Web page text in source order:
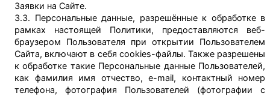
Заявки на Сайте.
3.3. Персональные данные, разрешённые к обработке в
рамках настоящей Политики, предоставляются веб-
браузером Пользователя при открытии Пользователем
Сайта, включают в себя cookies-файлы. Также разрешены
к обработке такие Персональные данные Пользователей,
как фамилия имя отчество, e-mail, контактный номер
телефона, фотография Пользователей (фотографии с